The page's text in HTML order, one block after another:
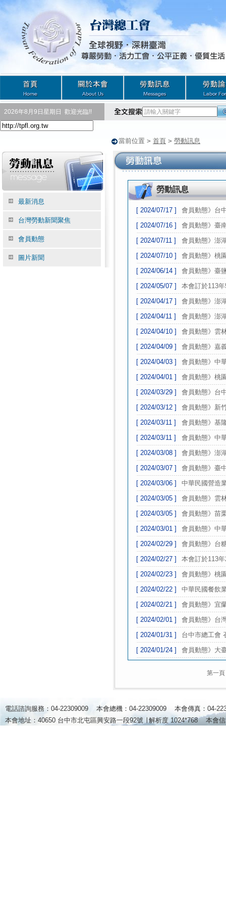
2026年8月9日星期日 歡迎光臨!!
當前位置 > 首頁 > 勞動訊息
最新消息
台灣勞動新聞聚焦
會員動態
圖片新聞
勞動訊息
[ 2024/07/17 ]
會員動態》台
[ 2024/07/16 ]
會員動態》臺
[ 2024/07/11 ]
會員動態》澎
[ 2024/07/10 ]
會員動態》桃
[ 2024/06/14 ]
會員動態》臺
[ 2024/05/07 ]
本會訂於113
[ 2024/04/17 ]
會員動態》澎
[ 2024/04/11 ]
會員動態》澎
[ 2024/04/10 ]
會員動態》雲
[ 2024/04/09 ]
會員動態》嘉
[ 2024/04/03 ]
會員動態》中
[ 2024/04/01 ]
會員動態》桃
[ 2024/03/29 ]
會員動態》台
[ 2024/03/12 ]
會員動態》新
[ 2024/03/11 ]
會員動態》基
[ 2024/03/11 ]
會員動態》中
[ 2024/03/08 ]
會員動態》澎
[ 2024/03/07 ]
會員動態》臺
[ 2024/03/06 ]
中華民國營造
[ 2024/03/05 ]
會員動態》雲
[ 2024/03/05 ]
會員動態》苗
[ 2024/03/01 ]
會員動態》中
[ 2024/02/29 ]
會員動態》台
[ 2024/02/27 ]
本會訂於113
[ 2024/02/23 ]
會員動態》桃
[ 2024/02/22 ]
中華民國餐飲
[ 2024/02/21 ]
會員動態》宜
[ 2024/02/01 ]
會員動態》台
[ 2024/01/31 ]
台中市總工會
[ 2024/01/24 ]
會員動態》大
第一頁
電話諮詢服務：04-22309009 本會總機：04-22309009 本會傳真：04-
本會地址：40650 台中市北屯區興安路一段92號 ∣解析度 1024*768本會信